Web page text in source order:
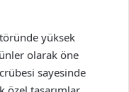
yüksek
olarak öne
sayesinde